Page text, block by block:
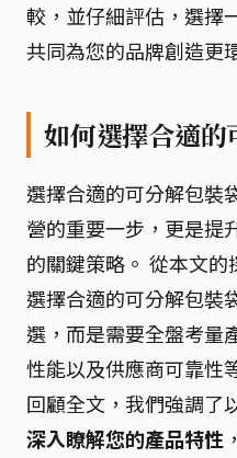
較，並仔細評估，選擇
共同為您的品牌創造更
如何選擇合適的
選擇合適的可分解包裝
營的重要一步，更是提
的關鍵策略。 從本文
選擇合適的可分解包裝
選，而是需要全盤考量
性能以及供應商可靠性
回顧全文，我們強調了
深入瞭解您的產品特性